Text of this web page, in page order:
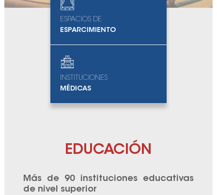
ESPACIOS DE
ESPARCIMIENTO
INSTITUCIONES
MÉDICAS
EDUCACIÓN
Más de 90 instituciones educativas
de nivel superior